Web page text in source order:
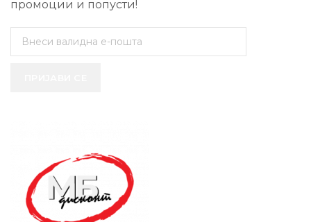
промоции и попусти!